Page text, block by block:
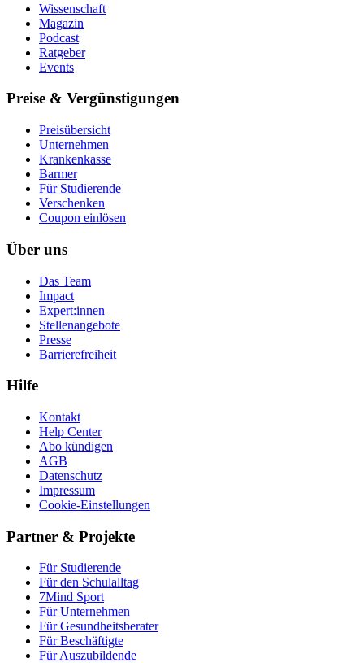
Wissenschaft
Magazin
Podcast
Ratgeber
Events
Preise & Vergünstigungen
Preisübersicht
Unternehmen
Krankenkasse
Barmer
Für Studierende
Ver­schen­ken
Coupon einlösen
Über uns
Das Team
Impact
Expert:innen
Stellenangebote
Presse
Barrierefreiheit
Hilfe
Kontakt
Help Center
Abo kündigen
AGB
Datenschutz
Impressum
Cookie-Einstellungen
Partner & Projekte
Für Stu­die­rende
Für den Schulalltag
7Mind Sport
Für Unter­neh­men
Für Gesund­heits­be­ra­ter
Für Beschäftigte
Für Auszubildende